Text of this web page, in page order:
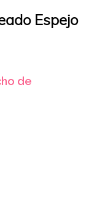
Espejo
de